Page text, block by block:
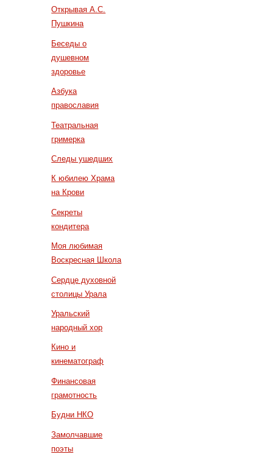
Открывая А.С.
Пушкина
Беседы о
душевном
здоровье
Азбука
православия
Театральная
гримерка
Следы ушедших
К юбилею Храма
на Крови
Секреты
кондитера
Моя любимая
Воскресная Школа
Сердце духовной
столицы Урала
Уральский
народный хор
Кино и
кинематограф
Финансовая
грамотность
Будни НКО
Замолчавшие
поэты